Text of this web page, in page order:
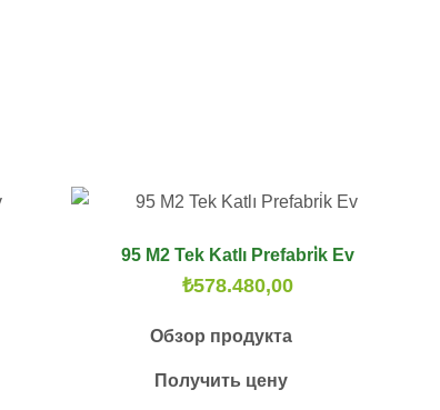
95 M2 Tek Katlı Prefabri̇k Ev
₺578.480,00
Обзор продукта
Получить цену